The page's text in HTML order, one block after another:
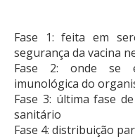
Fase 1: feita em
segurança da vacina
Fase 2: onde se
imunológica do
Fase 3: última fase
sanitário
Fase 4: distribuição